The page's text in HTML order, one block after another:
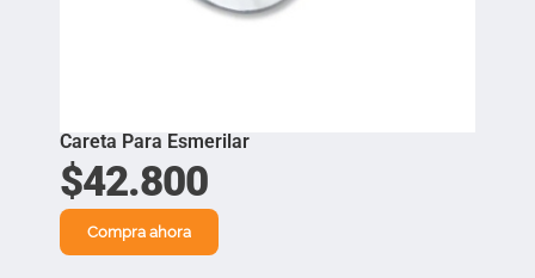
Careta Para Esmerilar
$42.800
Compra ahora